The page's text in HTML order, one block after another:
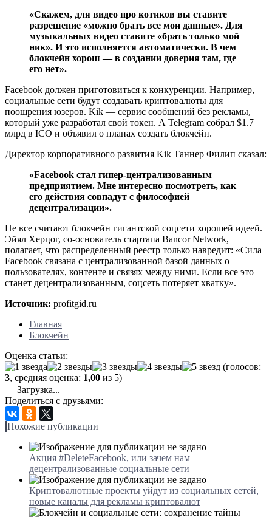
«Скажем, для видео про котиков вы ставите
разрешение «можно брать все мои данные». Для
музыкальных видео ставите «брать только мой
ник». И это исполняется автоматически. В чем
блокчейн хорош — в создании доверия там, где
его нет».
Facebook должен приготовиться к конкуренции. Например,
социальные сети будут создавать криптовалюты для
поощрения юзеров. Kik — сервис сообщений без рекламы,
который уже разработал свой токен. А Telegram собрал $1.7
млрд в ICO и объявил о планах создать блокчейн.
Директор корпоративного развития Kik Таннер Филип сказал:
«Facebook стал гипер-централизованным
предприятием. Мне интересно посмотреть, как
его действия совпадут с философией
децентрализации».
Не все считают блокчейн гигантской соцсети хорошей идеей.
Эйял Херцог, со-основатель стартапа Bancor Network,
полагает, что распределенный реестр только навредит: «Сила
Facebook связана с централизованной базой данных о
пользователях, контенте и связях между ними. Если все это
станет децентрализованным, соцсеть потеряет хватку».
Источник: profitgid.ru
Главная
Блокчейн
Оценка статьи:
(голосов:
3, средняя оценка: 1,00 из 5)
Загрузка...
Поделиться с друзьями:
Похожие публикации
Акция #DeleteFacebook, или зачем нам
децентрализованные социальные сети
Криптовалютные проекты уйдут из социальных сетей,
новые каналы для рекламы криптовалют